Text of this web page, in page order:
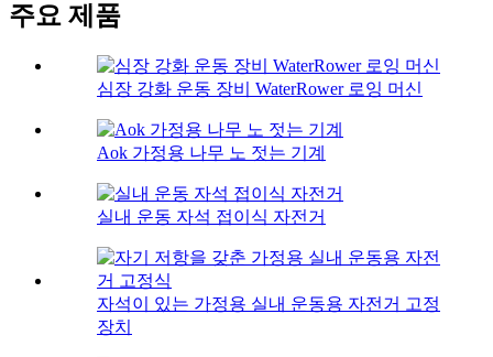
주요 제품
심장 강화 운동 장비 WaterRower 로잉 머신
Aok 가정용 나무 노 젓는 기계
실내 운동 자석 접이식 자전거
자석이 있는 가정용 실내 운동용 자전거 고정
장치